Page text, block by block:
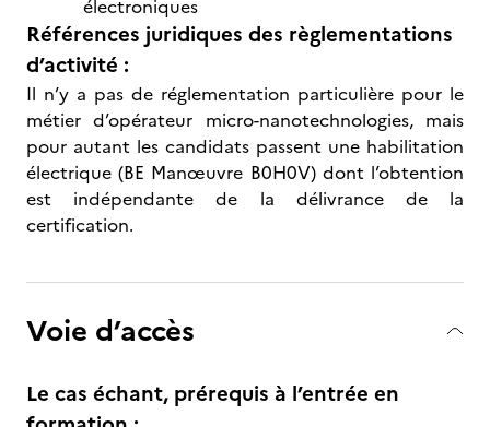
électroniques
Références juridiques des règlementations
d’activité :
Il n’y a pas de réglementation particulière pour le
métier d’opérateur micro-nanotechnologies, mais
pour autant les candidats passent une habilitation
électrique (BE Manœuvre B0H0V) dont l’obtention
est indépendante de la délivrance de la
certification.
Voie d’accès
Le cas échant, prérequis à l’entrée en